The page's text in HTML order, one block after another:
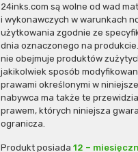
24inks.com są wolne od wad
i wykonawczych w warunkach
użytkowania zgodnie ze
dnia oznaczonego na
nie obejmuje produktów
jakikolwiek sposób
prawami określonymi w
nabywca ma także te
prawem, których niniejsza
ogranicza.
Produkt posiada 12 –